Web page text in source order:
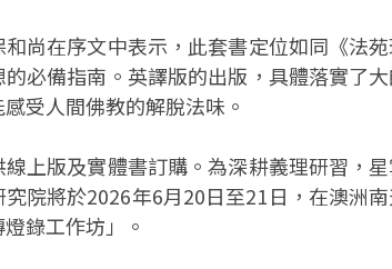
尚在序文中表示，此套書定位如同《法
必備指南。英譯版的出版，具體落實了
受人間佛教的解脫法味。
上版及實體書訂購。為深耕義理研習，
院將於2026年6月20日至21日，在澳洲
錄工作坊」。